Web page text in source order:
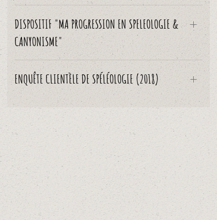
DISPOSITIF "MA PROGRESSION EN SPELEOLOGIE &
CANYONISME"
ENQUÊTE CLIENTÈLE DE SPÉLÉOLOGIE (2018)